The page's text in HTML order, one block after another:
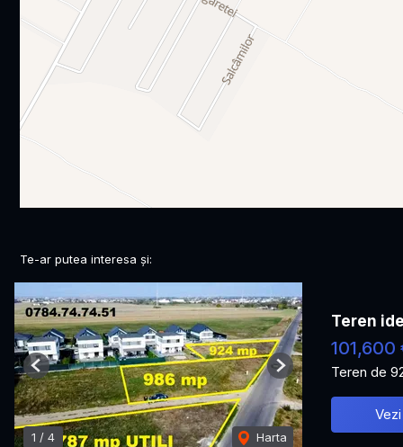
Te-ar putea interesa și:
1 / 4 Harta
Previous Next
Teren
101,600
Teren de